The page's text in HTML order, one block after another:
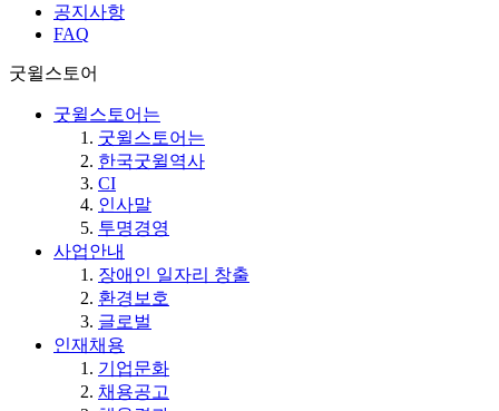
공지사항
FAQ
굿윌스토어
굿윌스토어는
굿윌스토어는
한국굿윌역사
CI
인사말
투명경영
사업안내
장애인 일자리 창출
환경보호
글로벌
인재채용
기업문화
채용공고